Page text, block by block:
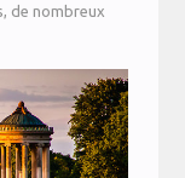
de nombreux